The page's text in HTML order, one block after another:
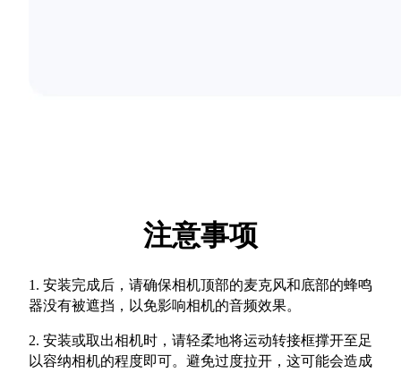
注意事项
1. 安装完成后，请确保相机顶部的麦克风和底部的蜂鸣
器没有被遮挡，以免影响相机的音频效果。
2. 安装或取出相机时，请轻柔地将运动转接框撑开至足
以容纳相机的程度即可。避免过度拉开，这可能会造成